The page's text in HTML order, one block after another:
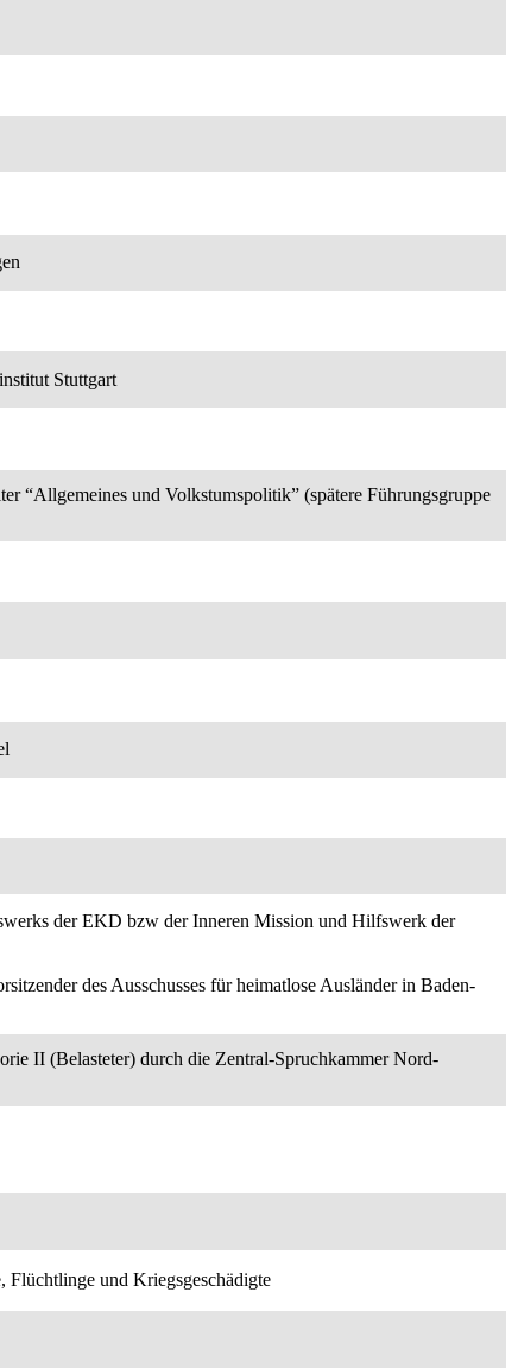
Stuttgart
“Allgemeines und Volkstumspolitik” (spätere Führungsgruppe
der EKD bzw der Inneren Mission und Hilfswerk der
des Ausschusses für heimatlose Ausländer in Baden-
II (Belasteter) durch die Zentral-Spruchkammer Nord-
Flüchtlinge und Kriegsgeschädigte